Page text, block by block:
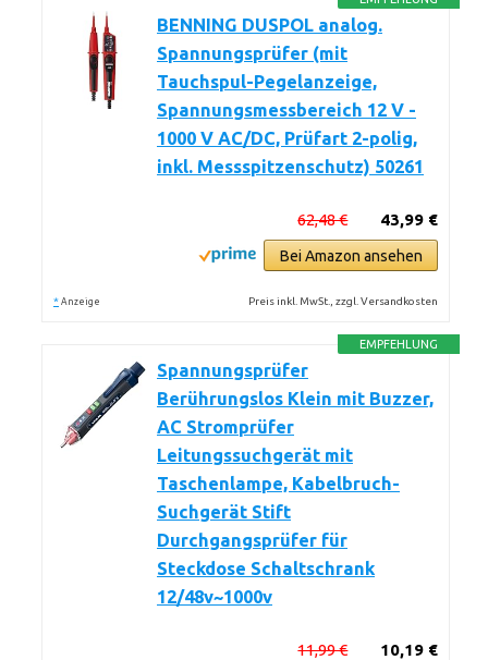
BENNING DUSPOL analog.
Spannungsprüfer (mit
Tauchspul-Pegelanzeige,
Spannungsmessbereich 12 V -
1000 V AC/DC, Prüfart 2-polig,
inkl. Messspitzenschutz) 50261
43,99 €
62,48 €
Bei Amazon ansehen
* Anzeige Preis inkl. MwSt., zzgl. Versandkosten
EMPFEHLUNG
Spannungsprüfer
Berührungslos Klein mit Buzzer,
AC Stromprüfer
Leitungssuchgerät mit
Taschenlampe, Kabelbruch-
Suchgerät Stift
Durchgangsprüfer für
Steckdose Schaltschrank
12/48v~1000v
10,19 €
11,99 €